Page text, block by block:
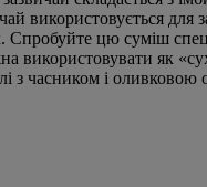
використовується для
Спробуйте цю суміш
використовувати як
з часником і